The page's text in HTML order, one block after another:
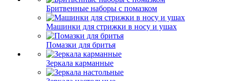
Бритвенные наборы с помазком
Машинки для стрижки в носу и ушах
Помазки для бритья
Зеркала карманные